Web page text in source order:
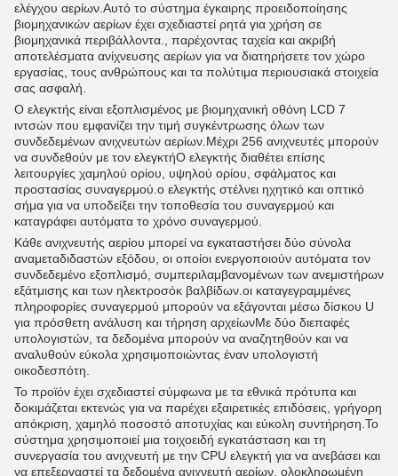
ελέγχου αερίων.Αυτό το σύστημα έγκαιρης προειδοποίησης
βιομηχανικών αερίων έχει σχεδιαστεί ρητά για χρήση σε
βιομηχανικά περιβάλλοντα., παρέχοντας ταχεία και ακριβή
αποτελέσματα ανίχνευσης αερίων για να διατηρήσετε τον χώρο
εργασίας, τους ανθρώπους και τα πολύτιμα περιουσιακά στοιχεία
σας ασφαλή.
Ο ελεγκτής είναι εξοπλισμένος με βιομηχανική οθόνη LCD 7
ιντσών που εμφανίζει την τιμή συγκέντρωσης όλων των
συνδεδεμένων ανιχνευτών αερίων.Μέχρι 256 ανιχνευτές μπορούν
να συνδεθούν με τον ελεγκτήΟ ελεγκτής διαθέτει επίσης
λειτουργίες χαμηλού ορίου, υψηλού ορίου, σφάλματος και
προστασίας συναγερμού.ο ελεγκτής στέλνει ηχητικό και οπτικό
σήμα για να υποδείξει την τοποθεσία του συναγερμού και
καταγράφει αυτόματα το χρόνο συναγερμού.
Κάθε ανιχνευτής αερίου μπορεί να εγκαταστήσει δύο σύνολα
αναμεταδιδαστών εξόδου, οι οποίοι ενεργοποιούν αυτόματα τον
συνδεδεμένο εξοπλισμό, συμπεριλαμβανομένων των ανεμιστήρων
εξάτμισης και των ηλεκτροσόκ βαλβίδων.οι καταγεγραμμένες
πληροφορίες συναγερμού μπορούν να εξάγονται μέσω δίσκου U
για πρόσθετη ανάλυση και τήρηση αρχείωνΜε δύο διεπαφές
υπολογιστών, τα δεδομένα μπορούν να αναζητηθούν και να
αναλυθούν εύκολα χρησιμοποιώντας έναν υπολογιστή
οικοδεσπότη.
Το προϊόν έχει σχεδιαστεί σύμφωνα με τα εθνικά πρότυπα και
δοκιμάζεται εκτενώς για να παρέχει εξαιρετικές επιδόσεις, γρήγορη
απόκριση, χαμηλό ποσοστό αποτυχίας και εύκολη συντήρηση.Το
σύστημα χρησιμοποιεί μια τοιχοειδή εγκατάσταση και τη
συνεργασία του ανιχνευτή με την CPU ελεγκτή για να ανεβάσει και
να επεξεργαστεί τα δεδομένα ανιχνευτή αερίων, ολοκληρωμένη